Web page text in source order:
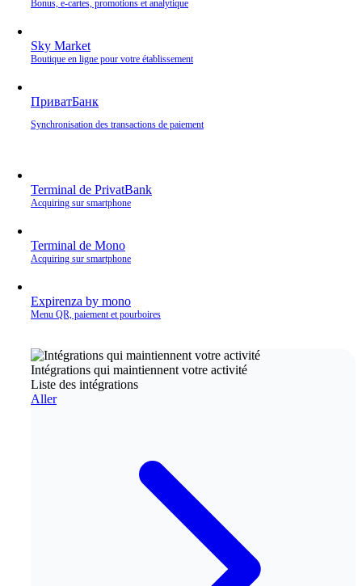
Bonus, e‑cartes, promotions et analytique
Sky Market
Boutique en ligne pour votre établissement
ПриватБанк
Synchronisation des transactions de paiement
Terminal de PrivatBank
Acquiring sur smartphone
Terminal de Mono
Acquiring sur smartphone
Expirenza by mono
Menu QR, paiement et pourboires
Intégrations qui maintiennent votre activité
Liste des intégrations
Aller